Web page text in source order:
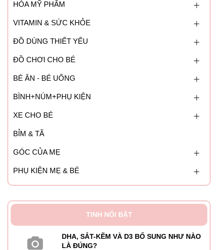
HÓA MỸ PHẨM
VITAMIN & SỨC KHỎE
ĐỒ DÙNG THIẾT YẾU
ĐỒ CHƠI CHO BÉ
BÉ ĂN - BÉ UỐNG
BÌNH+NÚM+PHỤ KIỆN
XE CHO BÉ
BỈM & TÃ
GÓC CỦA MẸ
PHỤ KIỆN MẸ & BÉ
TINH NỔI BẬT
DHA, SẮT-KẼM VÀ D3 BỔ SUNG NHƯ NÀO
LÀ ĐÚNG?